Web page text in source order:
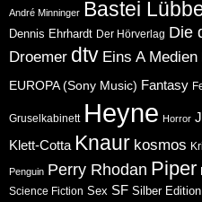
André Minninger Bastei
Dennis Ehrhardt Der Hörverlag Die
Droemer dtv Eins A Medien
EUROPA (Sony Music) Fantasy
Gruselkabinett Heyne Horror
Klett-Cotta Knaur kosmos
Penguin Perry Rhodan Piper
Science Fiction Sex SF Silber Edition